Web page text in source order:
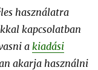
használatra
kapcsolatban
a kiadási
akarja használni